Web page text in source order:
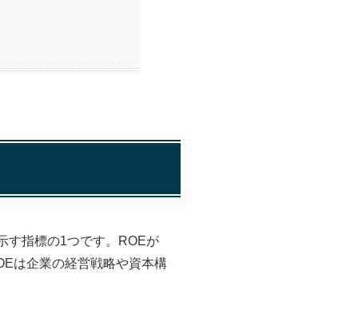
す指標の1つです。ROEが
は企業の経営戦略や資本構